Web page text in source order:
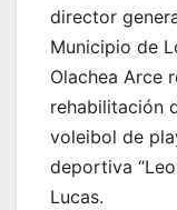
director
Municipio de
Olachea Arce
rehabilitación
voleibol de
deportiva
Lucas.